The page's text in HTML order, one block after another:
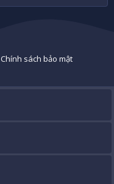
Chính sách bảo mật